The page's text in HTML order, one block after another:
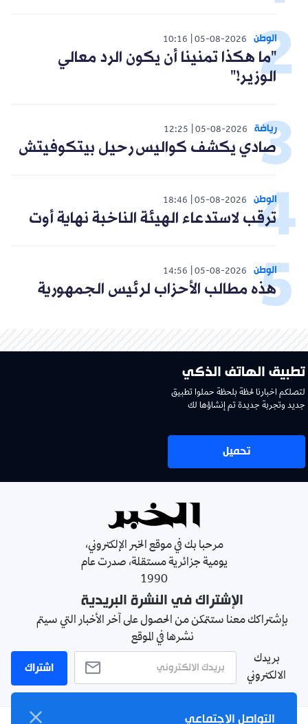
الوطن 05-08-2026
10:16
"ما هكذا تمنينا أن يكون الرد معالي
الوزير!"
رياضة 05-08-2026
12:25
صادي يكشف كواليس رحيل بيتكوفيتش
الوطن 05-08-2026
18:46
ترقب لاستدعاء الهيئة الناخبة نهاية أوت
الوطن 05-08-2026
14:56
هذه مطالب الأحزاب لرئيس الجمهورية
تطبيق الهاتف الذكي
لتصلكم اخبارنا لحظة بلحظة حملوا تطبيق
جديد وتجربة جديدة تم إنشاؤها لك
تحميل
مرحبا بك في موقع الخبر الإلكتروني،
يومية جزائرية مستقلة، صدرت عام
1990
الإشتراك في النشرة البريدية
بإشتراكك معنا ستتمكن من الحصول على آخر الأخبار التي سيتم
نشرها في الموقع
بريدك
الالكتروني
اشتراك
التواصل الاجتماعي